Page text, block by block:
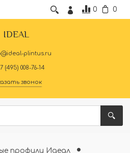
0 0
IDEAL
plintus.ru
(495) 008-76-14
звонок
профили Идеал